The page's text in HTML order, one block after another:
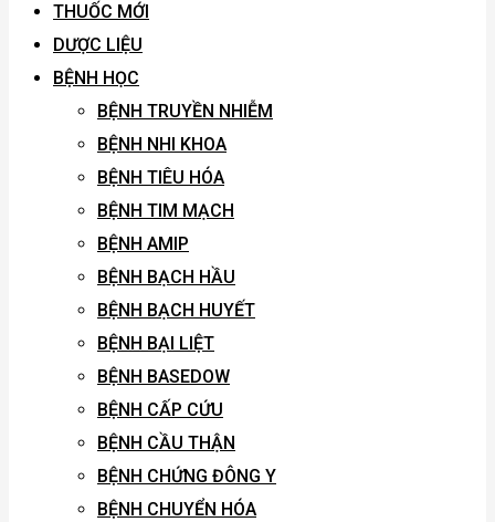
THUỐC MỚI
DƯỢC LIỆU
BỆNH HỌC
BỆNH TRUYỀN NHIỄM
BỆNH NHI KHOA
BỆNH TIÊU HÓA
BỆNH TIM MẠCH
BỆNH AMIP
BỆNH BẠCH HẦU
BỆNH BẠCH HUYẾT
BỆNH BẠI LIỆT
BỆNH BASEDOW
BỆNH CẤP CỨU
BỆNH CẦU THẬN
BỆNH CHỨNG ĐÔNG Y
BỆNH CHUYỂN HÓA